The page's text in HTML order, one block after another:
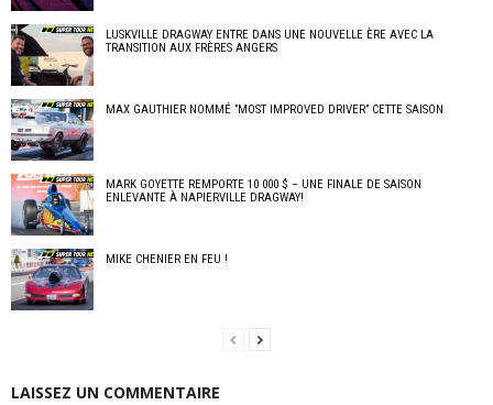
LUSKVILLE DRAGWAY ENTRE DANS UNE NOUVELLE ÈRE AVEC LA
TRANSITION AUX FRÈRES ANGERS
MAX GAUTHIER NOMMÉ ”MOST IMPROVED DRIVER” CETTE SAISON
MARK GOYETTE REMPORTE 10 000 $ – UNE FINALE DE SAISON
ENLEVANTE À NAPIERVILLE DRAGWAY!
MIKE CHENIER EN FEU !
LAISSEZ UN COMMENTAIRE